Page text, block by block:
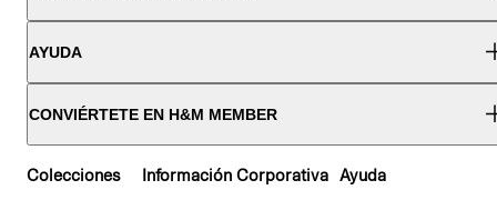
AYUDA
CONVIÉRTETE EN H&M MEMBER
Colecciones Información Corporativa Ayuda